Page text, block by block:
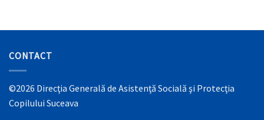
CONTACT
©2026 Direcţia Generală de Asistenţă Socială şi Protecţia
Copilului Suceava